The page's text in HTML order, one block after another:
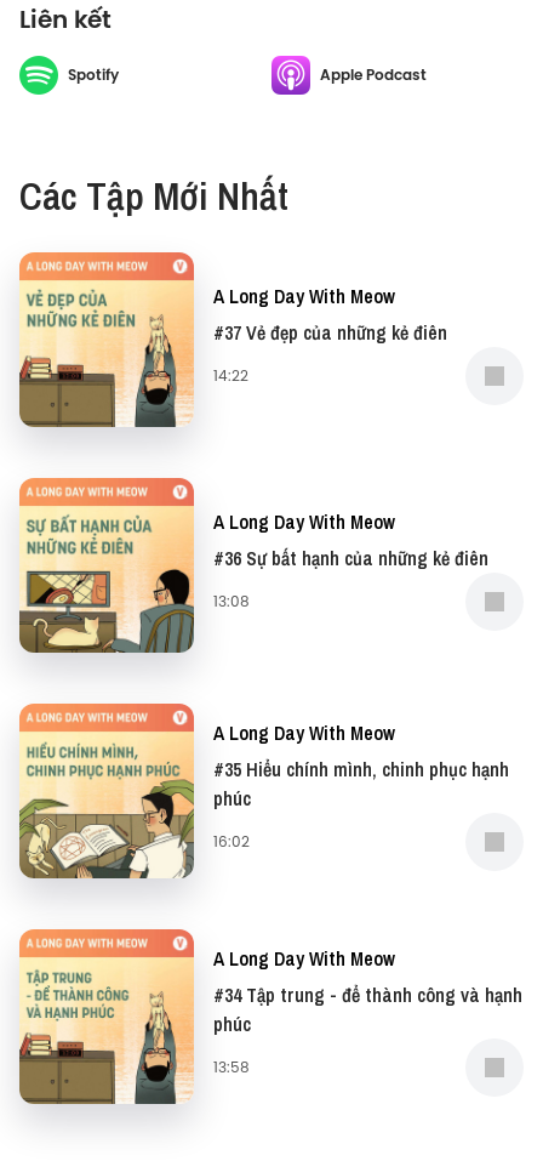
Chuyến đi lần này chắc chắn sẽ rất thú vị. Sẵn sàng
dõi theo chân anh Lê Hồng Lâm ghé thăm đài TVB,
Bảo tàng Di sản Hồng Kông mà anh gọi là “Cinema
những ngày thơ ngây cùng tập podcast A Long Day
Liên kết
Spotify Apple Podcast
Các Tập Mới Nhất
A Long Day With Meow
#37 Vẻ đẹp của những kẻ điên
14:22
A Long Day With Meow
#36 Sự bất hạnh của những kẻ điên
13:08
A Long Day With Meow
#35 Hiểu chính mình, chinh phục hạnh
phúc
16:02
A Long Day With Meow
#34 Tập trung - để thành công và hạnh
phúc
13:58